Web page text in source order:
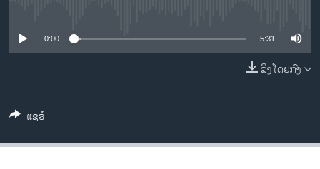
ຊຸມຊົນຊາວລາວ
0:00 5:31
ລິງໂດຍກົງ
ແຊຣ໌